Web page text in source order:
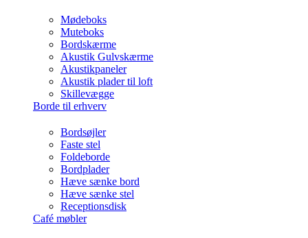
Mødeboks
Muteboks
Bordskærme
Akustik Gulvskærme
Akustikpaneler
Akustik plader til loft
Skillevægge
Borde til erhverv
Bordsøjler
Faste stel
Foldeborde
Bordplader
Hæve sænke bord
Hæve sænke stel
Receptionsdisk
Café møbler